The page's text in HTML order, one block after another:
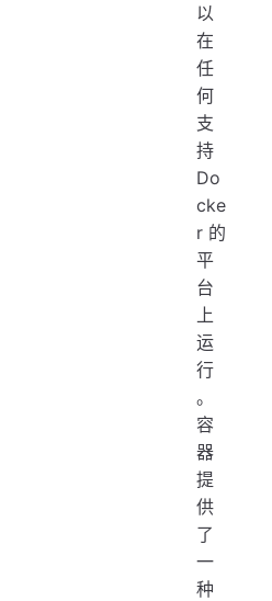
以
在
任
何
支
持
Do
cke
r 的
平
台
上
运
行
。
容
器
提
供
了
一
种